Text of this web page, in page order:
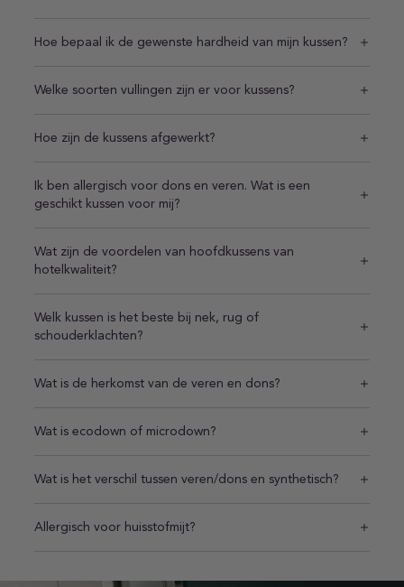
Hoe bepaal ik de gewenste hardheid van mijn kussen?
Welke soorten vullingen zijn er voor kussens?
Hoe zijn de kussens afgewerkt?
Ik ben allergisch voor dons en veren. Wat is een
geschikt kussen voor mij?
Wat zijn de voordelen van hoofdkussens van
hotelkwaliteit?
Welk kussen is het beste bij nek, rug of
schouderklachten?
Wat is de herkomst van de veren en dons?
Wat is ecodown of microdown?
Wat is het verschil tussen veren/dons en synthetisch?
Allergisch voor huisstofmijt?